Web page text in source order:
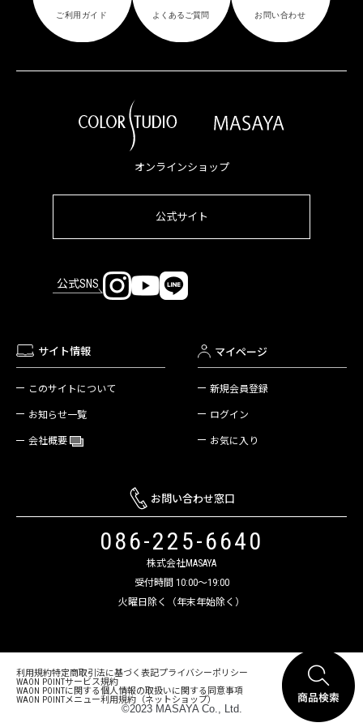
オンラインショップ
公式サイト
公式SNS
サイト情報
このサイトについて
お知らせ一覧
会社概要
マイページ
新規会員登録
ログイン
お気に入り
お問い合わせ窓口
086-225-6640
株式会社MASAYA
受付時間 10:00～19:00
火曜日除く（年末年始除く）
利用規約特定商取引法に基づく表記プライバシーポリシー
WAON POINTサービス規約
WAON POINTに関する個人情報の取扱いに関する同意事項
WAON POINTメニュー利用規約（ネットショップ）
©2023 MASAYA Co., Ltd.